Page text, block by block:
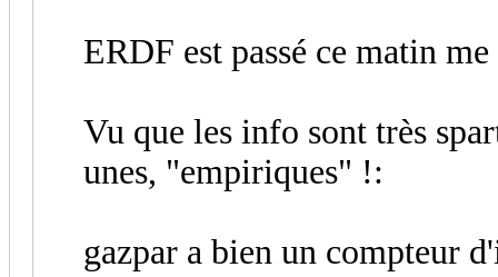
ERDF est passé ce matin
Vu que les info sont très
unes, "empiriques" !:
gazpar a bien un compteur